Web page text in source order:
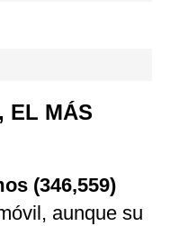
EL MÁS
(346,559)
aunque su